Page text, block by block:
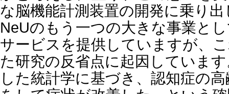
な脳機能計測装置の開発に乗り
NeUのもう一つの大きな事業と
サービスを提供していますが、
た研究の反省点に起因していま
した統計学に基づき、認知症の